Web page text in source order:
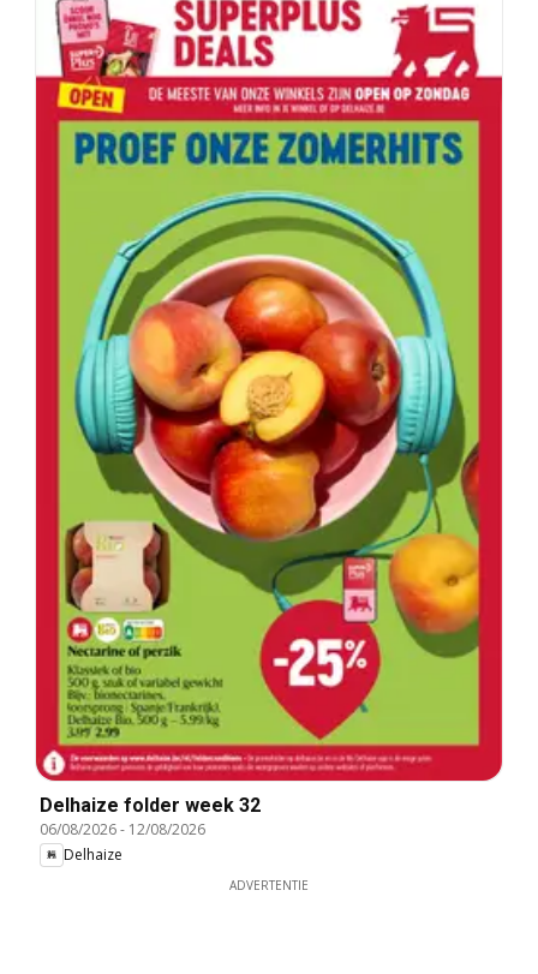
Delhaize folder week 32
06/08/2026- 12/08/2026
Delhaize
ADVERTENTIE